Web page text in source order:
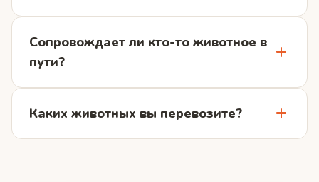
Сопровождает ли кто-то животное в
пути?
Каких животных вы перевозите?